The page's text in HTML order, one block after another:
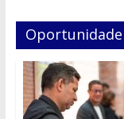
Oportunidade